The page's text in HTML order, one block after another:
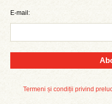
E-mail:
Termeni și condiții privind